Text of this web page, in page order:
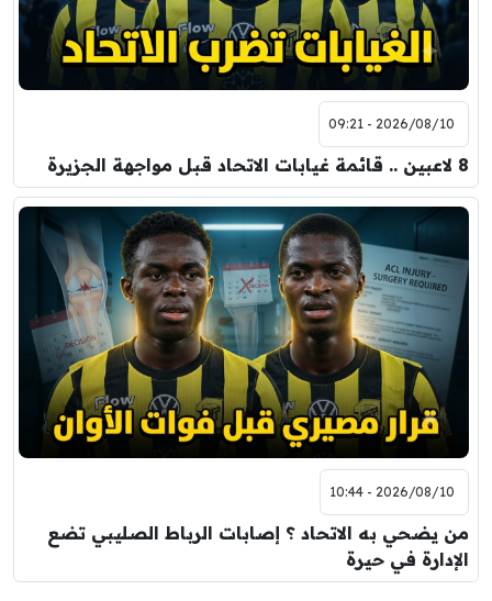
2026/08/10 - 09:21
8 لاعبين .. قائمة غيابات الاتحاد قبل مواجهة الجزيرة
2026/08/10 - 10:44
من يضحي به الاتحاد ؟ إصابات الرباط الصليبي تضع
الإدارة في حيرة